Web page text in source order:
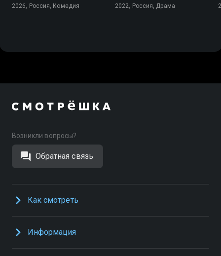
2026, Россия, Комедия 2022, Россия, Драма
Возникли вопросы?
Обратная связь
Как смотреть
Информация